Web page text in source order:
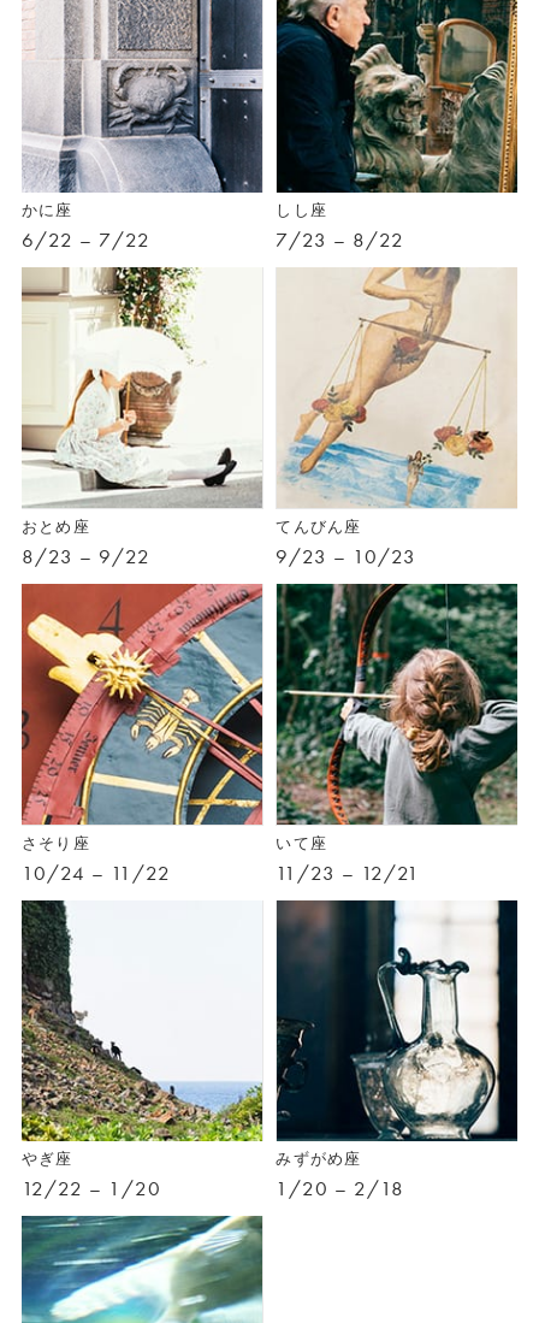
かに座
6/22 – 7/22
しし座
7/23 – 8/22
おとめ座
8/23 – 9/22
てんびん座
9/23 – 10/23
さそり座
10/24 – 11/22
いて座
11/23 – 12/21
やぎ座
12/22 – 1/20
みずがめ座
1/20 – 2/18